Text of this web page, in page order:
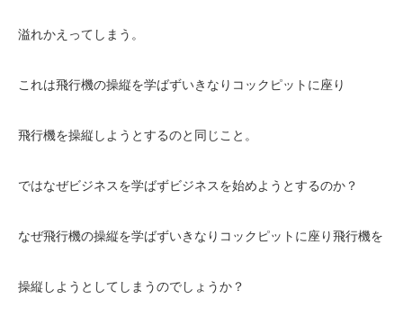
溢れかえってしまう。
これは飛行機の操縦を学ばずいきなりコックピットに座り
飛行機を操縦しようとするのと同じこと。
ではなぜビジネスを学ばずビジネスを始めようとするのか？
なぜ飛行機の操縦を学ばずいきなりコックピットに座り飛行機を
操縦しようとしてしまうのでしょうか？